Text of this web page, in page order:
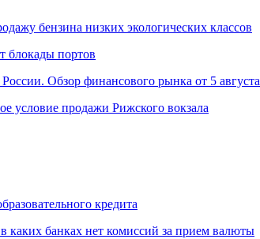
бензина низких экологических классов
блокады портов
Обзор финансового рынка от 5 августа
условие продажи Рижского вокзала
кредита
каких банках нет комиссий за прием валюты